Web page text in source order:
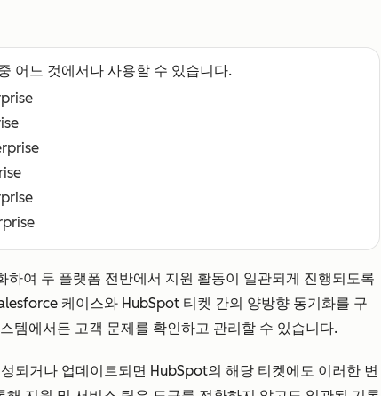
어느 것에서나 사용할 수 있습니다.
여 두 플랫폼 전반에서 지원 활동이 일관되게 진행되도록
케이스와 HubSpot 티켓 간의 양방향 동기화를 구
템에서든 고객 문제를 확인하고 관리할 수 있습니다.
되거나 업데이트되면 HubSpot의 해당 티켓에도 이러한 변